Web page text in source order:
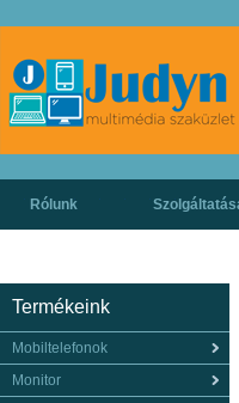
Rólunk
Termékeink
Mobiltelefonok
Monitor